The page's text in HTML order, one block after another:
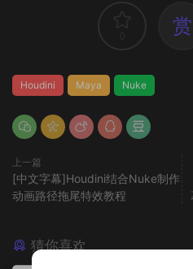
赏
Houdini Maya Nuke
上一篇
[中文字幕]Houdini结合Nuke制作
动画路径拖尾特效教程
猜你喜欢